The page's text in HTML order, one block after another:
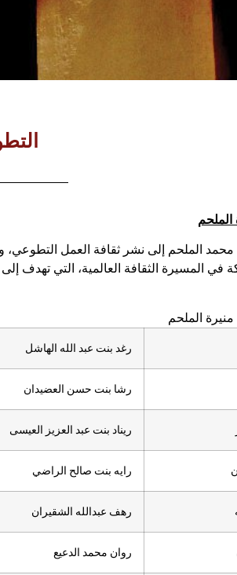
الملحم إلى نشر ثقافة العمل التطوعي،
في المسيرة الثقافة العالمية، التي تهدف
الملحم
رغد بنت عبد الله الهاشل
رشا بنت حسن العضيدان
ريناد بنت عبد العزيز العيسى
رايه بنت صالح الراضي
رهف عبدالله الشقيران
روان محمد الدعيع